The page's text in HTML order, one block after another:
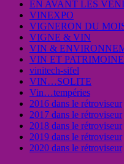
EN AVANT LES
VINEXPO
VIGNERON DU
VIGNE & VIN
VIN &
VIN ET PATRIMOINE
vinitech-sifel
VIN…SOLITE
Vin…tempéries
2016 dans le rétroviseur
2017 dans le rétroviseur
2018 dans le rétroviseur
2019 dans le rétroviseur
2020 dans le rétroviseur